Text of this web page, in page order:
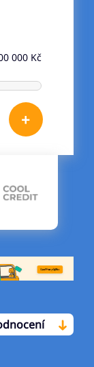
+
000 Kč